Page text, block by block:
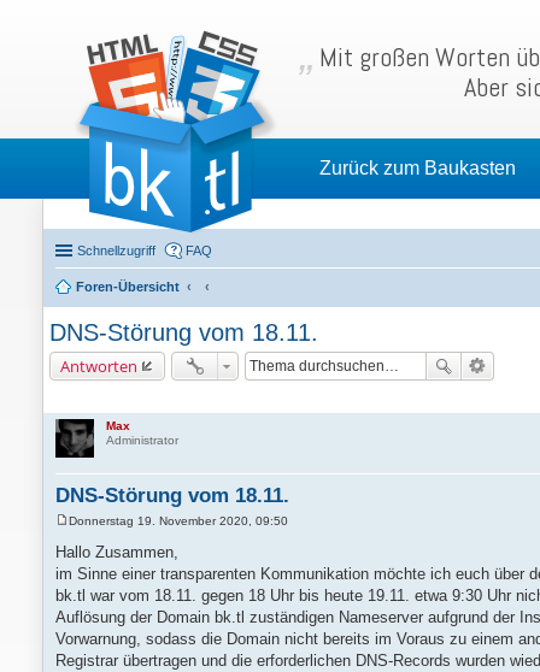
Mit großen Worten
Aber
Zurück zum Baukasten
Schnellzugriff FAQ
Foren-Übersicht
DNS-Störung vom 18.11.
Antworten
Max
Administrator
DNS-Störung vom 18.11.
e
i
t
a
g
Donnerstag 19. November 2020, 09:50
Hallo Zusammen,
im Sinne einer transparenten Kommunikation möchte ich euch über
bk.tl war vom 18.11. gegen 18 Uhr bis heute 19.11. etwa 9:30 Uhr
Auflösung der Domain bk.tl zuständigen Nameserver aufgrund der
Vorwarnung, sodass die Domain nicht bereits im Voraus zu einem
Registrar übertragen und die erforderlichen DNS-Records wurden